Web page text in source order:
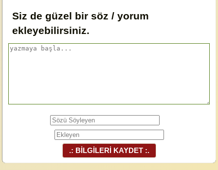
Siz de güzel bir söz / yorum
ekleyebilirsiniz.
.: BİLGİLERİ KAYDET :.